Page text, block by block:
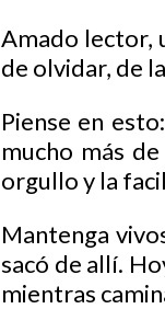
Amado lector,
de olvidar, de
Piense en
mucho más
orgullo y la
Mantenga
sacó de allí.
mientras